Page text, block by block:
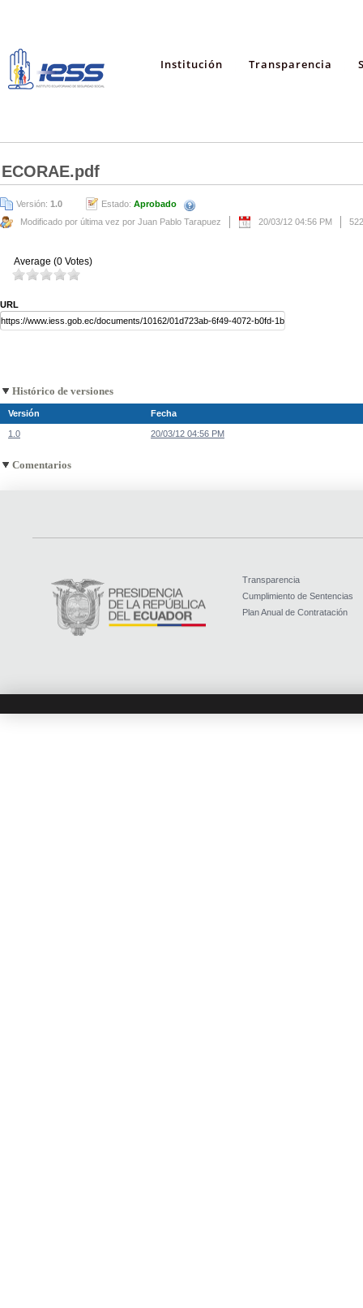
Institución Transparencia
ECORAE.pdf
Versión: 1.0 Estado: Aprobado
Modificado por última vez por Juan Pablo Tarapuez
20/03/12 04:56 PM
Average (0 Votes)
URL
Histórico de versiones
Versión Fecha
1.0 20/03/12 04:56 PM
Comentarios
Transparencia
Cumplimiento de Sentencias
Plan Anual de Contratación